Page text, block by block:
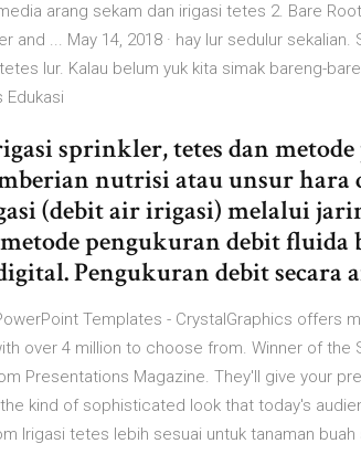
arang sekam dan irigasi tetes 2. Bare
and ... May 14, 2018 · hay lur sedulur
lur. Kalau belum yuk kita simak bareng-
Edukasi
sprinkler, tetes dan
nutrisi atau unsur hara
(debit air irigasi) melalui
pengukuran debit fluida
Pengukuran debit secara
Templates - CrystalGraphics offers
over 4 million to choose from. Winner of the
Presentations Magazine. They'll give your
kind of sophisticated look that today's
Irigasi tetes lebih sesuai untuk tanaman